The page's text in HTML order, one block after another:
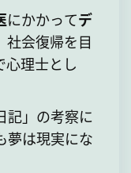
にかかってデ
社会復帰を目
心理士とし
記」の考察に
夢は現実にな